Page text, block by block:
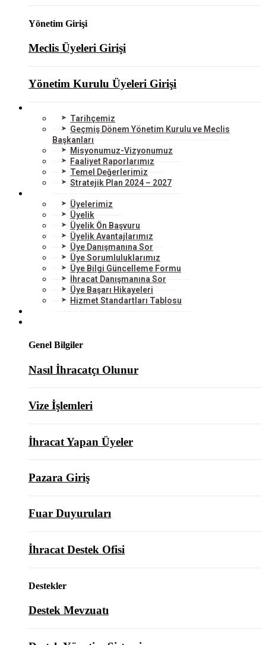
Yönetim Girişi
Meclis Üyeleri Girişi
Yönetim Kurulu Üyeleri Girişi
Tarihçemiz
Geçmiş Dönem Yönetim Kurulu ve Meclis
Başkanları
Misyonumuz-Vizyonumuz
Faaliyet Raporlarımız
Temel Değerlerimiz
Stratejik Plan 2024 – 2027
Üyelerimiz
Üyelik
Üyelik Ön Başvuru
Üyelik Avantajlarımız
Üye Danışmanına Sor
Üye Sorumluluklarımız
Üye Bilgi Güncelleme Formu
İhracat Danışmanına Sor
Üye Başarı Hikayeleri
Hizmet Standartları Tablosu
Genel Bilgiler
Nasıl İhracatçı Olunur
Vize İşlemleri
İhracat Yapan Üyeler
Pazara Giriş
Fuar Duyuruları
İhracat Destek Ofisi
Destekler
Destek Mevzuatı